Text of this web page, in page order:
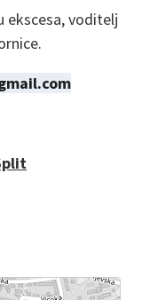
ekscesa, voditelj